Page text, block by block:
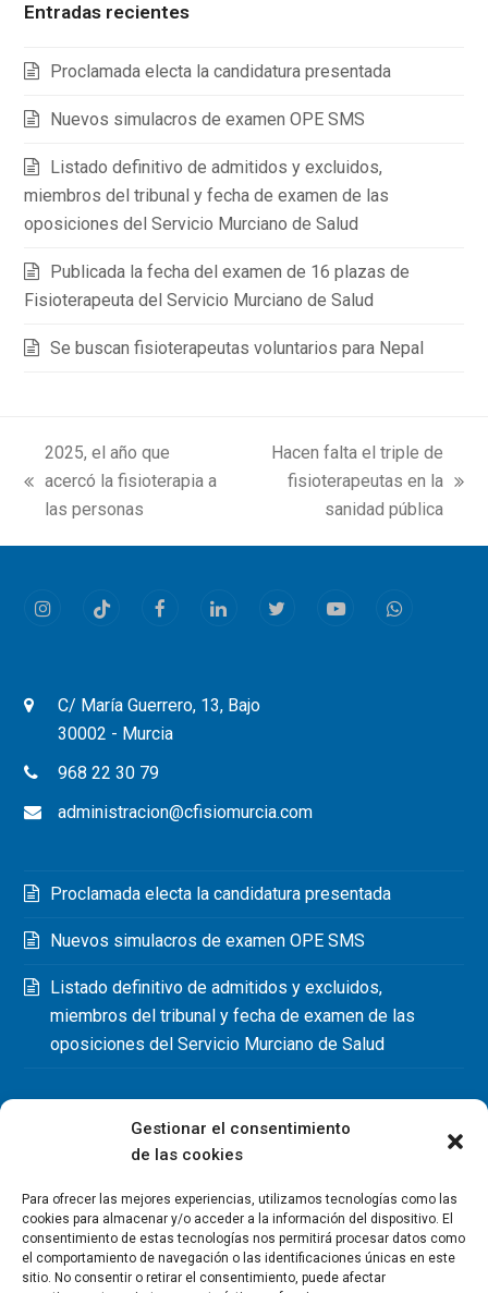
Gestionar el consentimiento
de las cookies
Para ofrecer las mejores experiencias, utilizamos tecnologías como las
cookies para almacenar y/o acceder a la información del dispositivo. El
consentimiento de estas tecnologías nos permitirá procesar datos como
el comportamiento de navegación o las identificaciones únicas en este
sitio. No consentir o retirar el consentimiento, puede afectar
Entradas recientes
Proclamada electa la candidatura presentada
Nuevos simulacros de examen OPE SMS
Listado definitivo de admitidos y excluidos,
miembros del tribunal y fecha de examen de las
oposiciones del Servicio Murciano de Salud
Publicada la fecha del examen de 16 plazas de
Fisioterapeuta del Servicio Murciano de Salud
Se buscan fisioterapeutas voluntarios para Nepal
previous
post:
2025, el año que
acercó la fisioterapia a
las personas
Hacen falta el triple de
fisioterapeutas en la
sanidad pública
InstagramTiktok FacebookLinkedInTwitterYoutubeWhatsapp
C/ María Guerrero, 13, Bajo
30002 - Murcia
968 22 30 79
administracion@cfisiomurcia.com
Proclamada electa la candidatura presentada
Nuevos simulacros de examen OPE SMS
Listado definitivo de admitidos y excluidos,
miembros del tribunal y fecha de examen de las
oposiciones del Servicio Murciano de Salud